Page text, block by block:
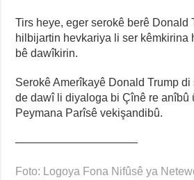
Tirs heye, eger serokê berê Donald
hilbijartin hevkariya li ser kêmkirina
bê dawîkirin.
Serokê Amerîkayê Donald Trump di
de dawî li diyaloga bi Çînê re anîbû
Peymana Parîsê vekişandibû.
———————————
Foto: Logoya Fona Nifûsê ya